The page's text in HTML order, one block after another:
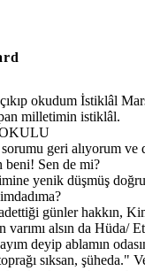
okudum İstiklâl
milletimin istiklâl.
geri alıyorum
beni! Sen de mi?
yenik düşmüş
günler hakkın,
varımı alsın da Hüda/
deyip ablamın
sıksan, şüheda."